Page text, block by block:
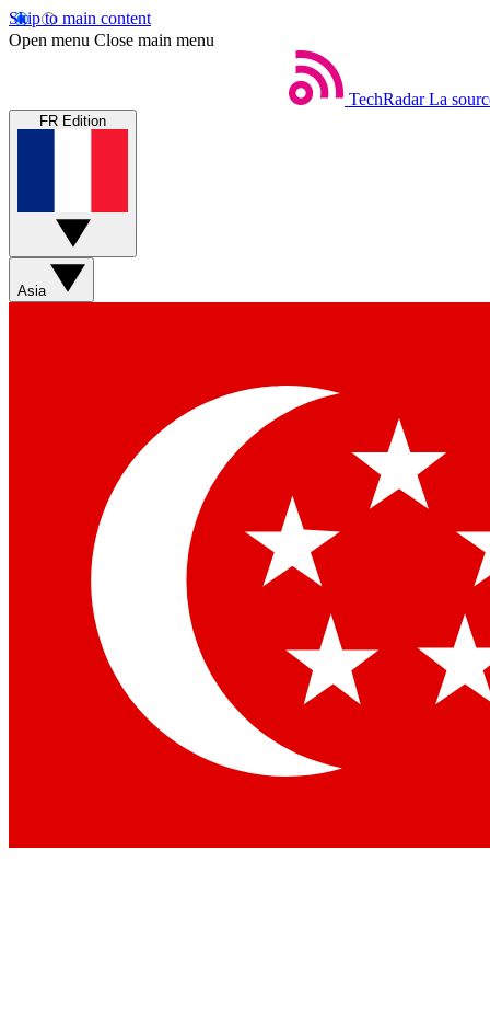
Skip to main content
Open menu Close main menu
TechRadar La
FR Edition
Asia